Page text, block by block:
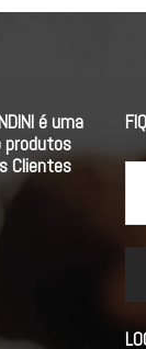
é uma
produtos
Clientes